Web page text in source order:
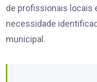
de profissionais locais
necessidade
municipal.